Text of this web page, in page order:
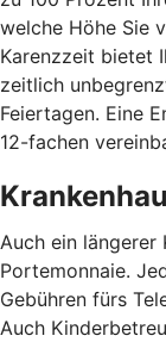
welche Höhe Sie
Karenzzeit bietet
zeitlich
Feiertagen. Eine
12-fachen
Auch ein längerer
Portemonnaie.
Gebühren fürs
Auch